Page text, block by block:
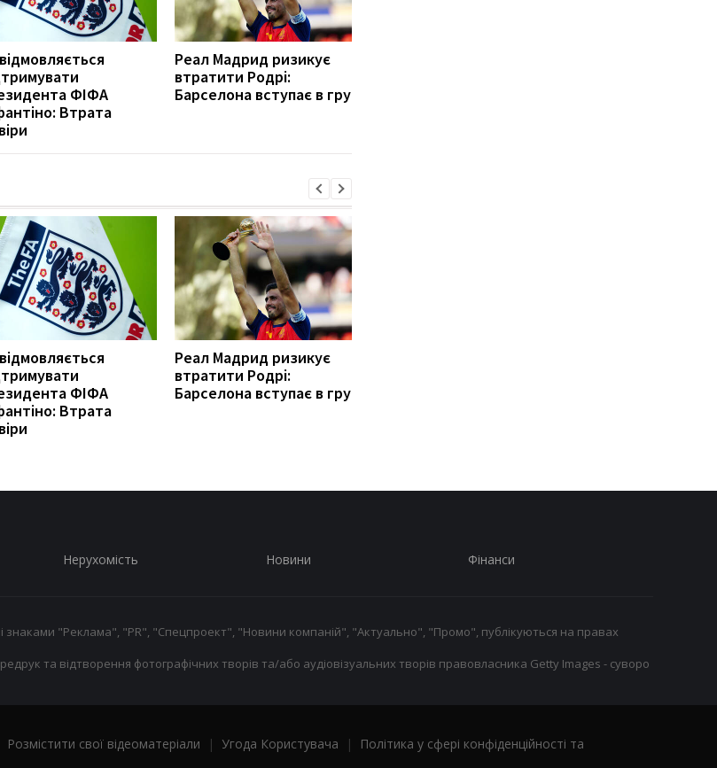
ФІФА
Втрата
Реал Мадрид ризикує
втратити Родрі:
Барселона вступає в гру
ФІФА
Втрата
Реал Мадрид ризикує
втратити Родрі:
Барселона вступає в гру
Нерухомість Новини Фінанси
знаками "Реклама", "PR", "Спецпроект", "Новини компаній", "Актуально", "Промо", публікуються на правах
та відтворення фотографічних творів та/або аудіовізуальних творів правовласника Getty Images - суворо
Розмістити свої відеоматеріали | Угода Користувача |
Політика у сфері конфіденційності та